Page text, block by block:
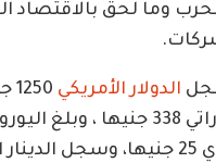
وما لحق بالاقتصاد
الدولار الأمريكي